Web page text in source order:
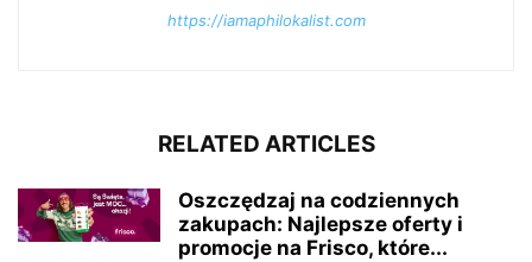
https://iamaphilokalist.com
RELATED ARTICLES
Oszczędzaj na codziennych
zakupach: Najlepsze oferty i
promocje na Frisco, które...